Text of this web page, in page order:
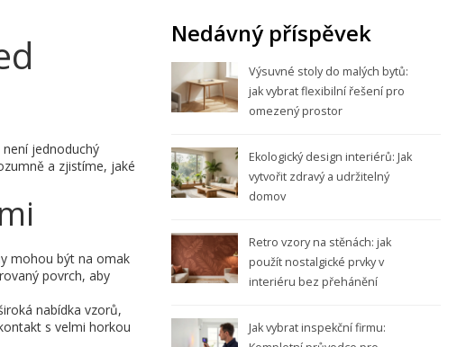
jednoduchý
a zjistíme, jaké
mohou být na omak
povrch, aby
nabídka vzorů,
s velmi horkou
Nedávný příspěvek
Výsuvné stoly do malých bytů:
jak vybrat flexibilní řešení pro
omezený prostor
Ekologický design interiérů: Jak
vytvořit zdravý a udržitelný
domov
Retro vzory na stěnách: jak
použít nostalgické prvky v
interiéru bez přehánění
Jak vybrat inspekční firmu: